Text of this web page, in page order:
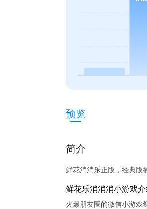
预览
简介
鲜花消消乐正版，经典版
鲜花乐消消消小游戏
火爆朋友圈的微信小游戏